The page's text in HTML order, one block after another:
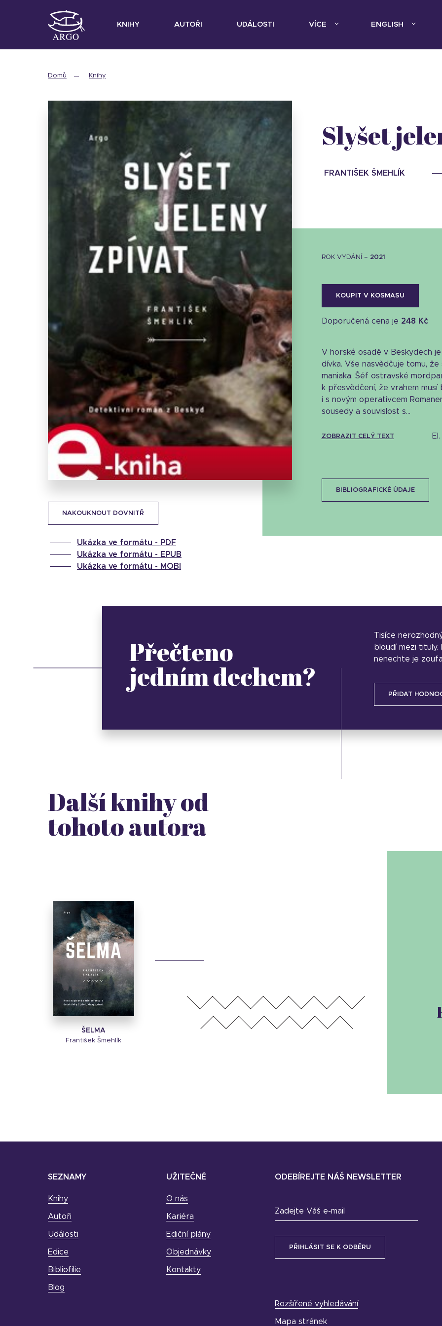
KNIHY AUTOŘI UDÁLOSTI VÍCE ENGLISH
Domů Knihy
NAKOUKNOUT DOVNITŘ
Ukázka ve formátu - PDF
Ukázka ve formátu - EPUB
Ukázka ve formátu - MOBI
Slyšet
FRANTIŠEK ŠMEHLÍK
ROK VYDÁNÍ – 2021
KOUPIT V KOSMASU
Doporučená cena je 248 Kč
V horské osadě v Beskydech
dívka. Vše nasvědčuje tomu,
maniaka. Šéf ostravské
k přesvědčení, že vrahem
i s novým operativcem
sousedy a souvislost s...
ZOBRAZIT CELÝ TEXT
BIBLIOGRAFICKÉ ÚDAJE
Přečteno
jedním dechem?
Tisíce
bloudí mezi
nenechte je
PŘIDAT
Další knihy od
tohoto autora
ŠELMA
František Šmehlík
SEZNAMY
Knihy
Autoři
Události
Edice
Bibliofilie
Blog
UŽITEČNÉ
O nás
Kariéra
Ediční plány
Objednávky
Kontakty
ODEBÍREJTE NÁŠ NEWSLETTER
Zadejte Váš e-mail
Rozšířené vyhledávání
Mapa stránek